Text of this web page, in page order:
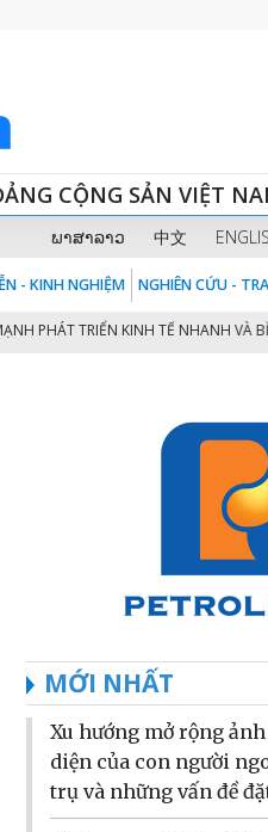
CỘNG SẢN VIỆT
ພາສາລາວ 中文
- KINH NGHIỆM NGHIÊN CỨU -
TRIỂN KINH TẾ NHANH VÀ BỀN
MỚI NHẤT
Xu hướng mở rộng
diện của con người
trụ và những vấn đề